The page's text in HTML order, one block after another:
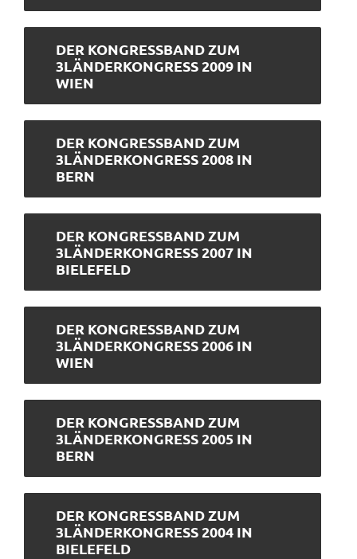
DER KONGRESSBAND ZUM
3LÄNDERKONGRESS 2009 IN
WIEN
DER KONGRESSBAND ZUM
3LÄNDERKONGRESS 2008 IN
BERN
DER KONGRESSBAND ZUM
3LÄNDERKONGRESS 2007 IN
BIELEFELD
DER KONGRESSBAND ZUM
3LÄNDERKONGRESS 2006 IN
WIEN
DER KONGRESSBAND ZUM
3LÄNDERKONGRESS 2005 IN
BERN
DER KONGRESSBAND ZUM
3LÄNDERKONGRESS 2004 IN
BIELEFELD